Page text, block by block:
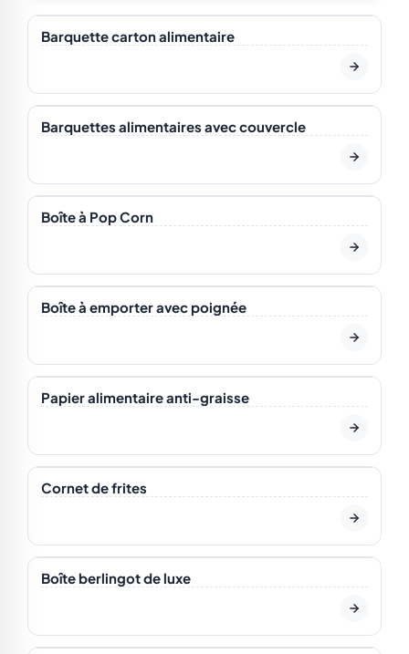
Barquette carton alimentaire
Barquettes alimentaires avec couvercle
ÉCO
Boîte à Pop Corn
Boîte à emporter avec poignée
Papier alimentaire anti-graisse
ÉCO
Cornet de frites
Boîte berlingot de luxe